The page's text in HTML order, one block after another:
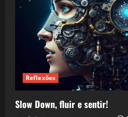
Reflexões
Slow Down, fluir e sentir!